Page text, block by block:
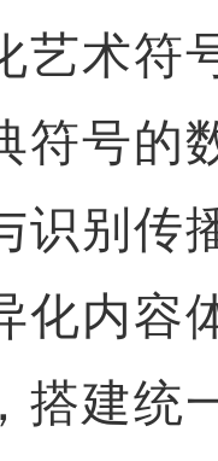
艺术符
符号的
识别传
化内容
搭建统